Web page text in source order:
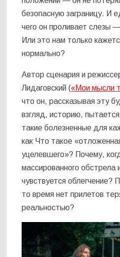
безопасную заграницу. И
чего он проливает слезы
Или это нам только
нормально?
Автор сценария и
Лидаговский («Мои мысли
что он, рассказывая эту
взгляд, историю,
такие болезненные для
как Что такое
уцелевшего»? Почему,
массированного обстрела
чувствуется облегчение?
то время нет прилетов
реальностью?